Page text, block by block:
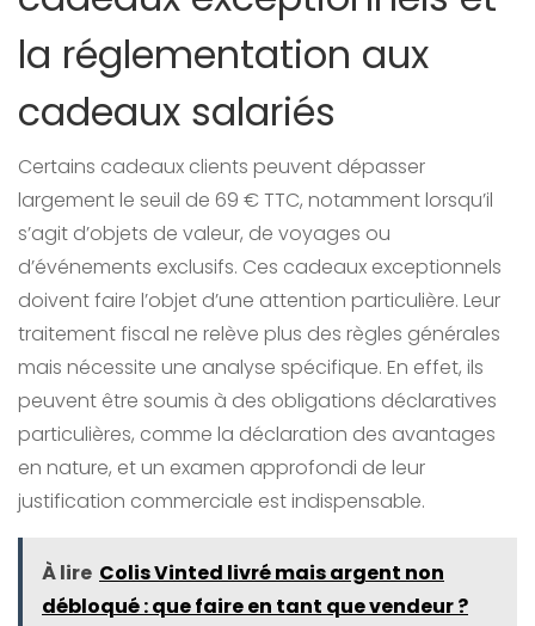
la réglementation aux
cadeaux salariés
Certains cadeaux clients peuvent dépasser
largement le seuil de 69 € TTC, notamment lorsqu’il
s’agit d’objets de valeur, de voyages ou
d’événements exclusifs. Ces cadeaux exceptionnels
doivent faire l’objet d’une attention particulière. Leur
traitement fiscal ne relève plus des règles générales
mais nécessite une analyse spécifique. En effet, ils
peuvent être soumis à des obligations déclaratives
particulières, comme la déclaration des avantages
en nature, et un examen approfondi de leur
justification commerciale est indispensable.
À lire Colis Vinted livré mais argent non
débloqué : que faire en tant que vendeur ?